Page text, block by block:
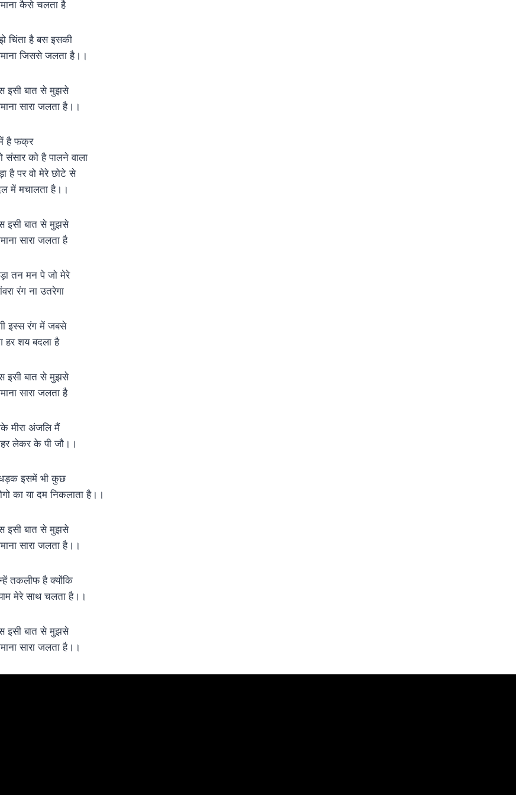
कैसे चलता है
चिंता है बस इसकी
जिससे जलता है।।
इसी बात से मुझसे
सारा जलता है।।
है फक्र
संसार को है पालने वाला
है पर वो मेरे छोटे से
में मचालता है।।
इसी बात से मुझसे
सारा जलता है
तन मन पे जो मेरे
रंग ना उतरेगा
इस्स रंग में जबसे
हर शय बदला है
इसी बात से मुझसे
सारा जलता है
मीरा अंजलि मैं
लेकर के पी जौ।।
इसमें भी कुछ
का या दम निकलाता है।।
इसी बात से मुझसे
सारा जलता है।।
तकलीफ है क्योंकि
मेरे साथ चलता है।।
इसी बात से मुझसे
सारा जलता है।।